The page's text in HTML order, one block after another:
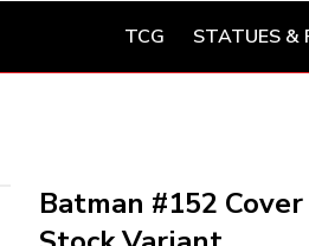
TCG STATUES &
Batman #152